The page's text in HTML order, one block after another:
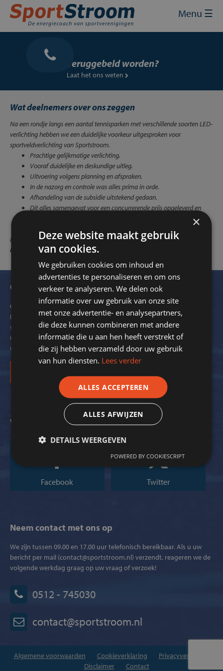
Sluit×
Home
Energie inkopen
Energie opwekken
Financiering en subsidies
Contact
Mijn SportStroom
Skip
content
Menu ☰
Teruggebeld worden?
Laat het ons weten
Wat deelnemers over ons zeggen
Na een rondje langs een aantal tennisparken met verschillende soorten LED-
verlichting hebben we een duidelijke voorkeur uitgesproken voor
sportveldverlichting van Sportstroom.
Prachtige gelijkmatige verlichting.
Vooraf duidelijke en deskundige uitleg.
Uitvoering volgens planning en afspraken.
In de nazorg en controle was alles prima in orde.
Afhandeling van de subsidie uitstekend gedaan.
Dit alles samengevat voor een concurrerende prijs opgeleverd en
EEN 10 MET EEN GRIFFEL voor Sportstroom. !!!! Sjaak Beers -
Medemblikker Tennis Club - 10-10-2019
Ontvang onze nieuwsbrief
Om de 2 maanden verzendt SportStroom een digitale nieuwsbrief.
Dit ter inspiratie en om kennis over energiebesparing bij
sportverenigingen met u te delen. We delen hierin ook voorbeelden
uit de praktijk. Zo krijgt nog meer inzicht in de mogelijkheden voor
uw vereniging.
Volg ons op social media
Facebook Twitter
Neem contact met ons op
We zijn tussen 09.00 en 17.00 uur telefonisch bereikbaar. Als u uw
bericht per mail (contact@sportstroom.nl) verzendt, reageren we de
volgende werkdag graag op uw vraag of verzoek!
0512 - 745030
contact@sportstroom.nl
Algemene voorwaarden Cookieverklaring
Privacyverklaring
Disclaimer
Contact
×
Deze website maakt gebruik
van cookies.
We gebruiken cookies om inhoud en
advertenties te personaliseren en om ons
verkeer te analyseren. We delen ook
informatie over uw gebruik van onze site
met onze advertentie- en analysepartners,
die deze kunnen combineren met andere
informatie die u aan hen heeft verstrekt of
die zij hebben verzameld door uw gebruik
van hun diensten. Lees verder
ALLES ACCEPTEREN
ALLES AFWIJZEN
DETAILS WEERGEVEN
POWERED BY COOKIESCRIPT